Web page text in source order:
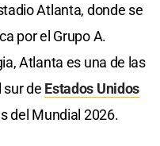
Atlanta, donde se
por el Grupo A.
Atlanta es una de las
de Estados Unidos
del Mundial 2026.